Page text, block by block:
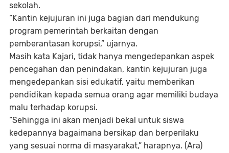
sekolah.
“Kantin kejujuran ini juga bagian dari mendukung
program pemerintah berkaitan dengan
pemberantasan korupsi,” ujarnya.
Masih kata Kajari, tidak hanya mengedepankan aspek
pencegahan dan penindakan, kantin kejujuran juga
mengedepankan sisi edukatif, yaitu memberikan
pendidikan kepada semua orang agar memiliki budaya
malu terhadap korupsi.
“Sehingga ini akan menjadi bekal untuk siswa
kedepannya bagaimana bersikap dan berperilaku
yang sesuai norma di masyarakat,” harapnya. (Ara)